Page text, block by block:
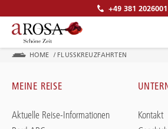
+49 381 2026001
HOME / FLUSSKREUZFAHRTEN
MEINE REISE
Aktuelle Reise-Informationen
Kontakt